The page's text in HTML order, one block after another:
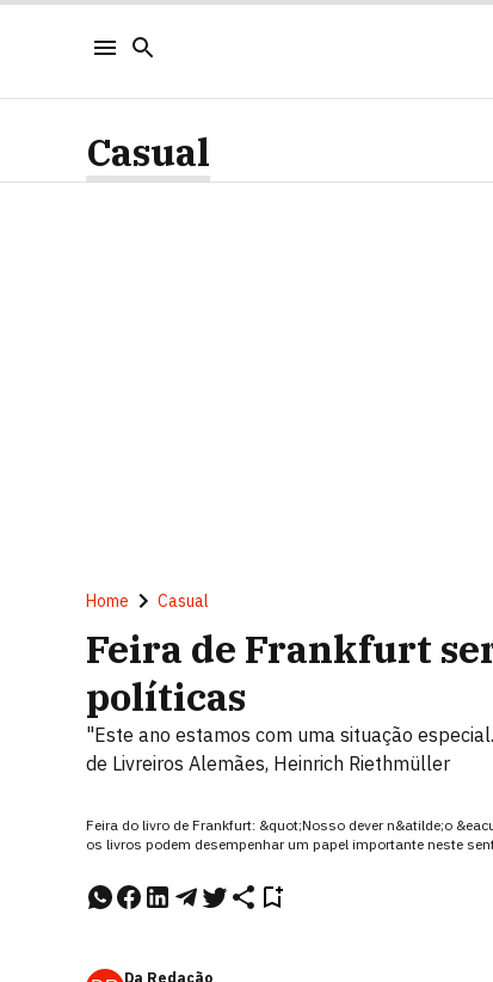
Casual
Home Casual
Feira de Frankfurt
políticas
"Este ano estamos com uma situação
de Livreiros Alemães, Heinrich Riethmüller
Feira do livro de Frankfurt: &quot;Nosso dever n&atilde;o
os livros podem desempenhar um papel importante neste
Da Redação